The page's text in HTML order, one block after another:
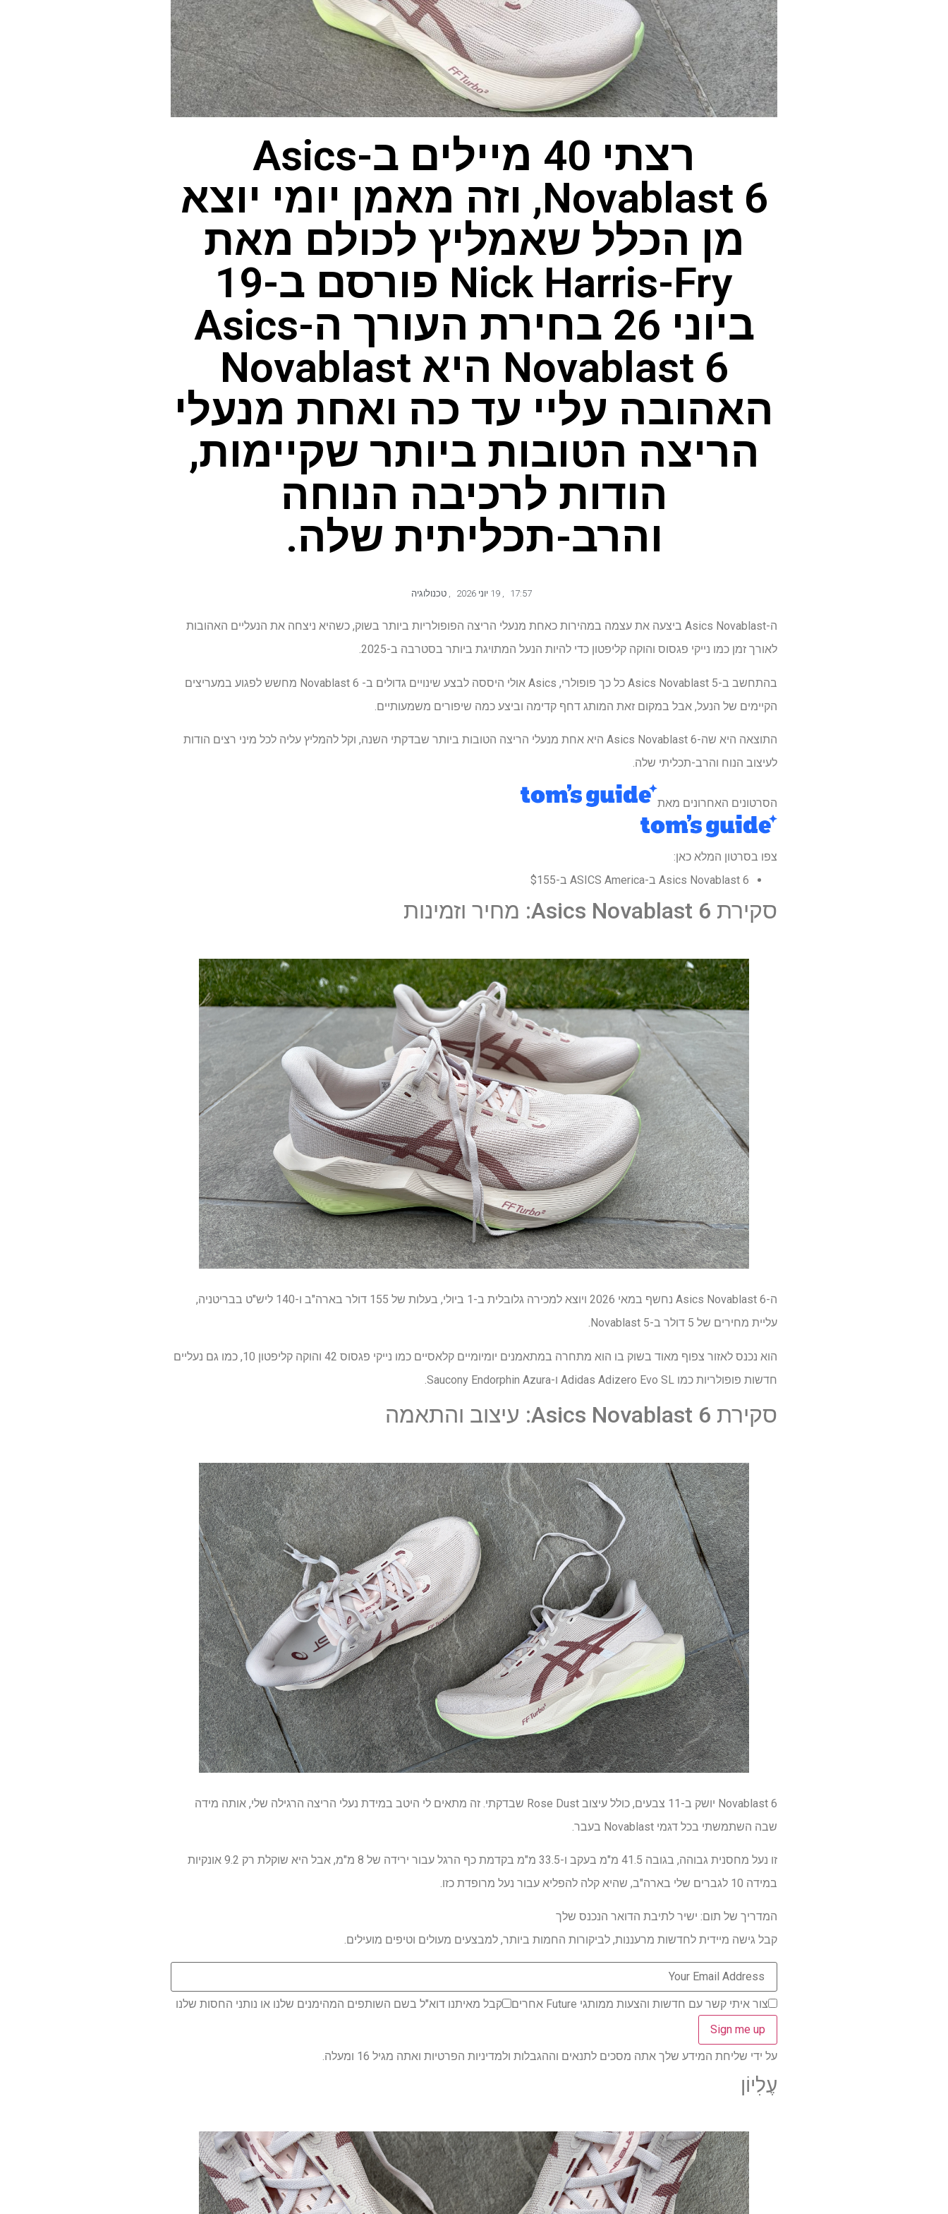
רצתי 40 מיילים ב-Asics
Novablast 6, וזה מאמן יומי יוצא
מן הכלל שאמליץ לכולם מאת
Nick Harris-Fry פורסם ב-19
ביוני 26 בחירת העורך ה-Asics
Novablast 6 היא Novablast
האהובה עליי עד כה ואחת מנעלי
הריצה הטובות ביותר שקיימות,
הודות לרכיבה הנוחה
והרב-תכליתית שלה.
17:57
, 19 יוני 2026 , טכנולוגיה
ה-Asics Novablast ביצעה את עצמה במהירות כאחת מנעלי הריצה הפופולריות ביותר בשוק, כשהיא ניצחה את הנעליים האהובות
לאורך זמן כמו נייקי פגסוס והוקה קליפטון כדי להיות הנעל המתויגת ביותר בסטרבה ב-2025.
בהתחשב ב-Asics Novablast 5 כל כך פופולרי, Asics אולי היססה לבצע שינויים גדולים ב- Novablast 6 מחשש לפגוע במעריצים
הקיימים של הנעל, אבל במקום זאת המותג דחף קדימה וביצע כמה שיפורים משמעותיים.
התוצאה היא שה-Asics Novablast 6 היא אחת מנעלי הריצה הטובות ביותר שבדקתי השנה, וקל להמליץ ​​עליה לכל מיני רצים הודות
לעיצוב הנוח והרב-תכליתי שלה.
הסרטונים האחרונים מאת
צפו בסרטון המלא כאן:
Asics Novablast 6 ב-ASICS America ב-$155
סקירת Asics Novablast 6: מחיר וזמינות
ה-Asics Novablast 6 נחשף במאי 2026 ויוצא למכירה גלובלית ב-1 ביולי, בעלות של 155 דולר בארה"ב ו-140 ליש"ט בבריטניה,
עליית מחירים של 5 דולר ב-Novablast 5.
הוא נכנס לאזור צפוף מאוד בשוק בו הוא מתחרה במתאמנים יומיומיים קלאסיים כמו נייקי פגסוס 42 והוקה קליפטון 10, כמו גם נעליים
חדשות פופולריות כמו Adidas Adizero Evo SL ו-Saucony Endorphin Azura.
סקירת Asics Novablast 6: עיצוב והתאמה
Novablast 6 יושק ב-11 צבעים, כולל עיצוב Rose Dust שבדקתי. זה מתאים לי היטב במידת נעלי הריצה הרגילה שלי, אותה מידה
שבה השתמשתי בכל דגמי Novablast בעבר.
זו נעל מחסנית גבוהה, בגובה 41.5 מ"מ בעקב ו-33.5 מ"מ בקדמת כף הרגל עבור ירידה של 8 מ"מ, אבל היא שוקלת רק 9.2 אונקיות
במידה 10 לגברים שלי בארה"ב, שהיא קלה להפליא עבור נעל מרופדת כזו.
המדריך של תום: ישיר לתיבת הדואר הנכנס שלך
קבל גישה מיידית לחדשות מרעננות, לביקורות החמות ביותר, למבצעים מעולים וטיפים מועילים.
צור איתי קשר עם חדשות והצעות ממותגי Future אחרים קבל מאיתנו דוא"ל בשם השותפים המהימנים שלנו או נותני החסות שלנו
על ידי שליחת המידע שלך אתה מסכים לתנאים וההגבלות ולמדיניות הפרטיות ואתה מגיל 16 ומעלה.
עֶלִיוֹן